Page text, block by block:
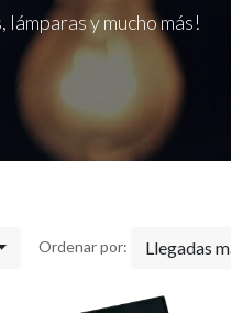
y mucho más!
Ordenar por: Llegadas
online@ajm.ec